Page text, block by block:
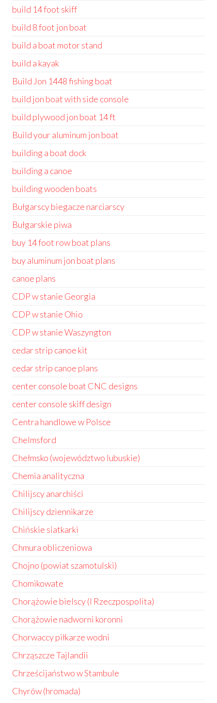
build 14 foot skiff
build 8 foot jon boat
build a boat motor stand
build a kayak
Build Jon 1448 fishing boat
build jon boat with side console
build plywood jon boat 14 ft
Build your aluminum jon boat
building a boat dock
building a canoe
building wooden boats
Bułgarscy biegacze narciarscy
Bułgarskie piwa
buy 14 foot row boat plans
buy aluminum jon boat plans
canoe plans
CDP w stanie Georgia
CDP w stanie Ohio
CDP w stanie Waszyngton
cedar strip canoe kit
cedar strip canoe plans
center console boat CNC designs
center console skiff design
Centra handlowe w Polsce
Chelmsford
Chełmsko (województwo lubuskie)
Chemia analityczna
Chilijscy anarchiści
Chilijscy dziennikarze
Chińskie siatkarki
Chmura obliczeniowa
Chojno (powiat szamotulski)
Chomikowate
Chorążowie bielscy (I Rzeczpospolita)
Chorążowie nadworni koronni
Chorwaccy piłkarze wodni
Chrząszcze Tajlandii
Chrześcijaństwo w Stambule
Chyrów (hromada)